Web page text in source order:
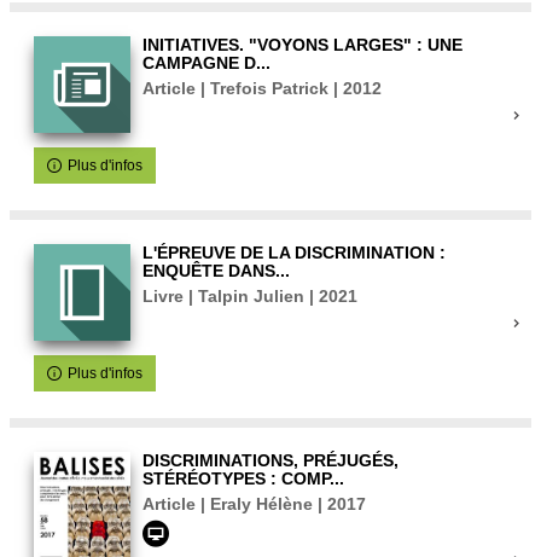
INITIATIVES. "VOYONS LARGES" : UNE
CAMPAGNE D...
Article | Trefois Patrick | 2012
Plus d'infos
L'ÉPREUVE DE LA DISCRIMINATION :
ENQUÊTE DANS...
Livre | Talpin Julien | 2021
Plus d'infos
DISCRIMINATIONS, PRÉJUGÉS,
STÉRÉOTYPES : COMP...
Article | Eraly Hélène | 2017